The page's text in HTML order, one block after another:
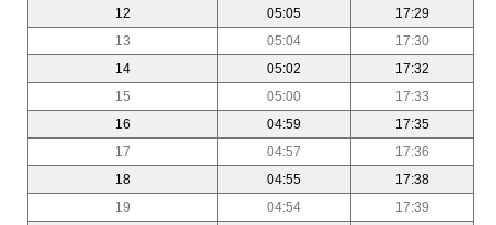
12
05:05
17:29
13
05:04
17:30
14
05:02
17:32
15
05:00
17:33
16
04:59
17:35
17
04:57
17:36
18
04:55
17:38
19
04:54
17:39